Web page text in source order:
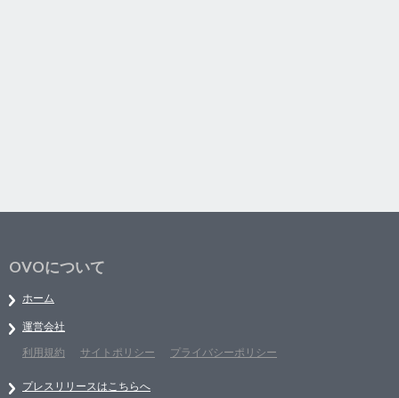
OVOについて
ホーム
運営会社
利用規約
サイトポリシー プライバシーポリシー
プレスリリースはこちらへ